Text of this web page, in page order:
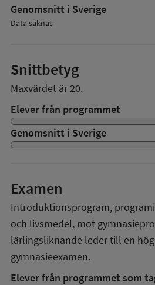
Genomsnitt i Sverige
Data saknas
Snittbetyg
Maxvärdet är 20.
Elever från programmet
Genomsnitt i Sverige
Examen
Introduktionsprogram,
och livsmedel, mot
lärlingsliknande leder till en
gymnasieexamen.
Elever från programmet som